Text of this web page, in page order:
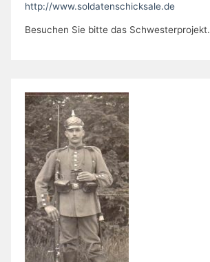
http://www.soldatenschicksale.de
Besuchen Sie bitte das Schwesterprojekt.